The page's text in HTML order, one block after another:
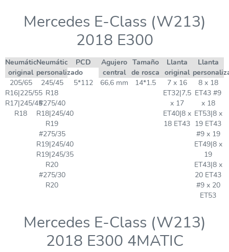
Mercedes E-Class (W213)
2018 E300
Neumático
original
Neumático
personalizado
PCD
Agujero
central
Tamaño
de rosca
Llanta
original
Llanta
205/65
R16|225/55
R17|245/45
R18
245/45
R18
#275/40
R18|245/40
R19
#275/35
R19|245/40
R19|245/35
R20
#275/30
R20
5*112 66,6 mm 14*1.5
7 x 16
ET32|7,5
x 17
ET40|8 x
18 ET43
8 x 18
ET43 #9
x 18
ET53|8 x
19 ET43
#9 x 19
ET49|8 x
19
ET43|8 x
20 ET43
#9 x 20
ET53
Mercedes E-Class (W213)
2018 E300 4MATIC